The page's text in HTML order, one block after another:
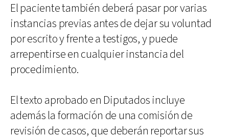
El paciente también deberá pasar por varias
instancias previas antes de dejar su voluntad
por escrito y frente a testigos, y puede
arrepentirse en cualquier instancia del
procedimiento.
El texto aprobado en Diputados incluye
además la formación de una comisión de
revisión de casos, que deberán reportar sus